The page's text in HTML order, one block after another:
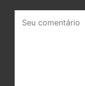
comentário: